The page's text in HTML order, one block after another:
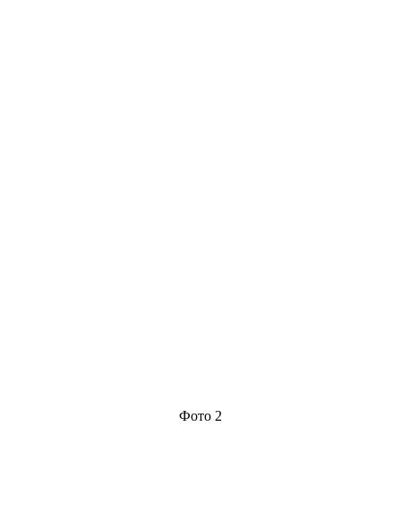
Фото 2